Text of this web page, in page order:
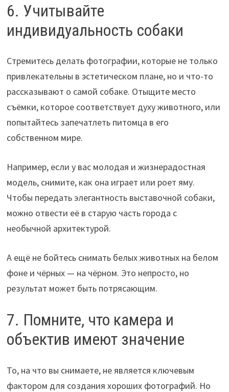
6. Учитывайте
индивидуальность собаки
Стремитесь делать фотографии, которые не только
привлекательны в эстетическом плане, но и что-то
рассказывают о самой собаке. Отыщите место
съёмки, которое соответствует духу животного, или
попытайтесь запечатлеть питомца в его
собственном мире.
Например, если у вас молодая и жизнерадостная
модель, снимите, как она играет или роет яму.
Чтобы передать элегантность выставочной собаки,
можно отвести её в старую часть города с
необычной архитектурой.
А ещё не бойтесь снимать белых животных на белом
фоне и чёрных — на чёрном. Это непросто, но
результат может быть потрясающим.
7. Помните, что камера и
объектив имеют значение
То, на что вы снимаете, не является ключевым
фактором для создания хороших фотографий. Но